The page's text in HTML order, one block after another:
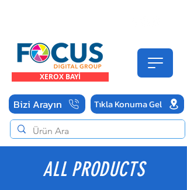
XEROX BAYİ
Bizi Arayın Tıkla Konuma Gel
ALL PRODUCTS